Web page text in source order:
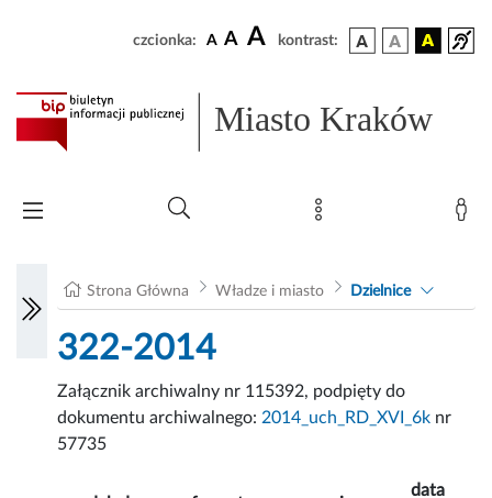
czcionka: A A A kontrast:
Miasto Kraków
Strona Główna Władze i miasto Dzielnice
322-2014
Załącznik archiwalny nr 115392, podpięty do
dokumentu archiwalnego: 2014_uch_RD_XVI_6k nr
57735
data